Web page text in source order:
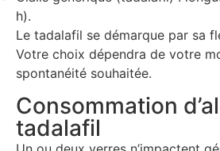
h).
Le tadalafil se démarque par sa
Votre choix dépendra de votre
spontanéité souhaitée.
Consommation
tadalafil